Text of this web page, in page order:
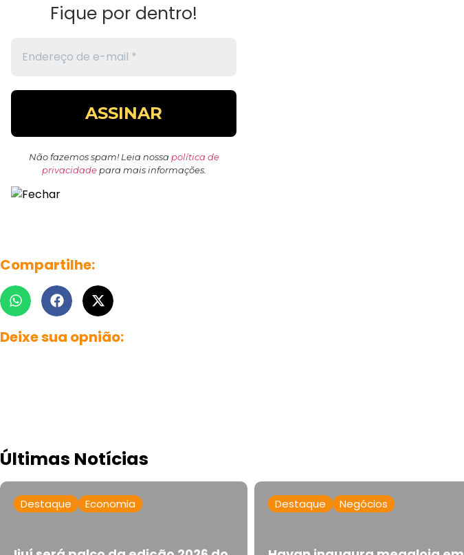
Fique por dentro!
Não fazemos spam! Leia nossa política de
privacidadepara mais informações.
Compartilhe:
Deixe sua opnião:
Últimas Notícias
Destaque Economia Destaque Negócios